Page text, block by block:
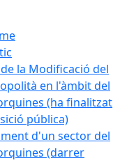
la Modificació del
en l'àmbit del
(ha finalitzat
pública)
d'un sector del
(darrer